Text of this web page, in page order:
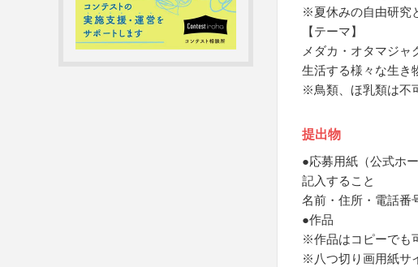
※夏休みの自由研究
【テーマ】
メダカ・オタマジ
生活する様々な生き
※鳥類、ほ乳類は不
提出物
●応募用紙（公式ホ
記入すること
名前・住所・電話番
●作品
※作品はコピーでも
※八つ切り画用紙サ